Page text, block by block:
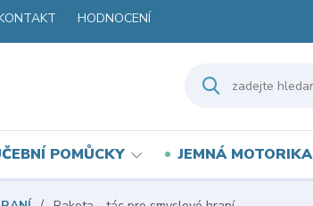
HODNOCENÍ
POMŮCKY JEMNÁ MOTORIKA